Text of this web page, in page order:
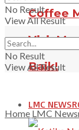
Coffee
Visi,
Baik!
LMC
No Result
View All Result
No Result
View All Result
Home LMC